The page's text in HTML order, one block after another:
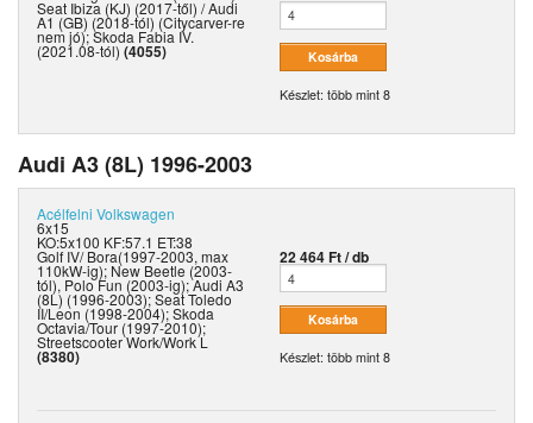
Seat Ibiza (KJ) (2017-től) / Audi
A1 (GB) (2018-tól) (Citycarver-re
nem jó); Skoda Fabia IV.
(2021.08-tól) (4055)
Készlet: több mint 8
Audi A3 (8L) 1996-2003
Acélfelni Volkswagen
6x15
KO:5x100 KF:57.1 ET:38
Golf IV/ Bora(1997-2003, max
110kW-ig); New Beetle (2003-
tól), Polo Fun (2003-ig); Audi A3
(8L) (1996-2003); Seat Toledo
II/Leon (1998-2004); Skoda
Octavia/Tour (1997-2010);
Streetscooter Work/Work L
(8380)
22 464 Ft / db
Készlet: több mint 8